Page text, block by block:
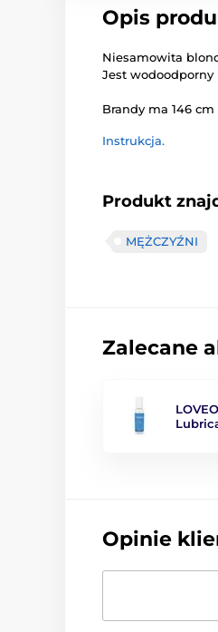
Opis
Niesamowita
Jest wodoodporny
Brandy ma 146 cm
Instrukcja.
Produkt
MĘŻCZYŹNI
Zalecane
Opinie